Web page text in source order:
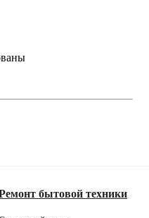
бытовой техники